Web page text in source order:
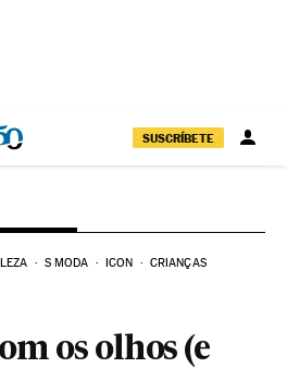
SUSCRÍBETE
S MODA ICON CRIANÇAS
os olhos (e